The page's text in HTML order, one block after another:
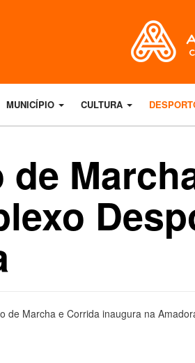
MUNICÍPIO CULTURA
de